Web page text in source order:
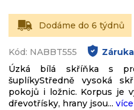
Dodáme do 6 týdnů
Kód: NABBT555 Záruka
Úzká bílá skříňka s
šuplíkyStředně vysoká
pokojů i ložnic. Korpus je
dřevotřísky, hrany jsou... více